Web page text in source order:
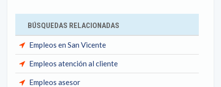
BÚSQUEDAS RELACIONADAS
Empleos en San Vicente
Empleos atención al cliente
Empleos asesor